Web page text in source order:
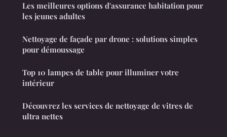
Les meilleures options d'assurance habitation pour
les jeunes adultes
Nettoyage de façade par drone : solutions simples
pour démoussage
Top 10 lampes de table pour illuminer votre
intérieur
Découvrez les services de nettoyage de vitres de
ultra nettes